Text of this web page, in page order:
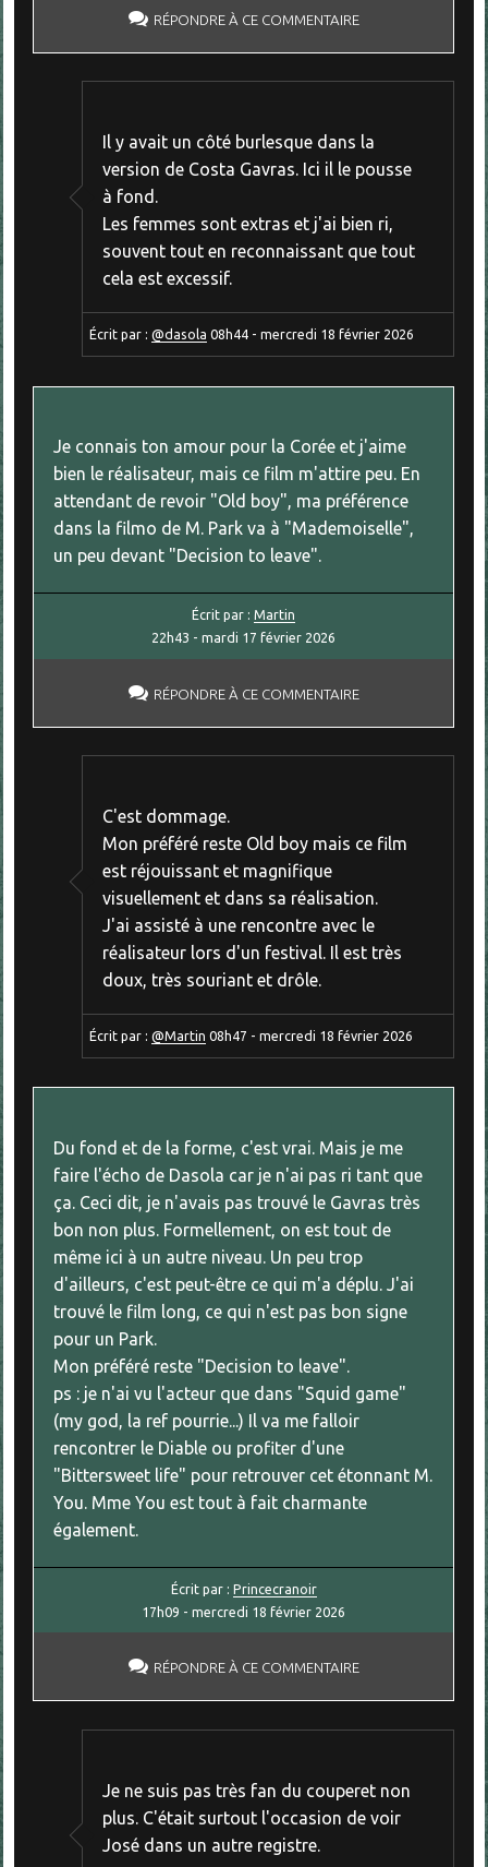
RÉPONDRE À CE COMMENTAIRE
Il y avait un côté burlesque dans la
version de Costa Gavras. Ici il le pousse
à fond.
Les femmes sont extras et j'ai bien ri,
souvent tout en reconnaissant que tout
cela est excessif.
Écrit par : @dasola 08h44- mercredi 18 février 2026
Je connais ton amour pour la Corée et j'aime
bien le réalisateur, mais ce film m'attire peu. En
attendant de revoir "Old boy", ma préférence
dans la filmo de M. Park va à "Mademoiselle",
un peu devant "Decision to leave".
Écrit par :Martin
22h43 -mardi 17 février 2026
RÉPONDRE À CE COMMENTAIRE
C'est dommage.
Mon préféré reste Old boy mais ce film
est réjouissant et magnifique
visuellement et dans sa réalisation.
J'ai assisté à une rencontre avec le
réalisateur lors d'un festival. Il est très
doux, très souriant et drôle.
Écrit par :@Martin 08h47 -mercredi 18 février 2026
Du fond et de la forme, c'est vrai. Mais je me
faire l'écho de Dasola car je n'ai pas ri tant que
ça. Ceci dit, je n'avais pas trouvé le Gavras très
bon non plus. Formellement, on est tout de
même ici à un autre niveau. Un peu trop
d'ailleurs, c'est peut-être ce qui m'a déplu. J'ai
trouvé le film long, ce qui n'est pas bon signe
pour un Park.
Mon préféré reste "Decision to leave".
ps : je n'ai vu l'acteur que dans "Squid game"
(my god, la ref pourrie...) Il va me falloir
rencontrer le Diable ou profiter d'une
"Bittersweet life" pour retrouver cet étonnant M.
You. Mme You est tout à fait charmante
également.
Écrit par : Princecranoir
17h09 -mercredi 18 février 2026
RÉPONDRE À CE COMMENTAIRE
Je ne suis pas très fan du couperet non
plus. C'était surtout l'occasion de voir
José dans un autre registre.